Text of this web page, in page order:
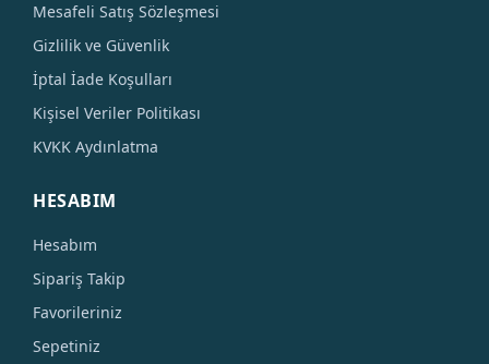
Mesafeli Satış Sözleşmesi
Gizlilik ve Güvenlik
İptal İade Koşulları
Kişisel Veriler Politikası
KVKK Aydınlatma
HESABIM
Hesabım
Sipariş Takip
Favorileriniz
Sepetiniz